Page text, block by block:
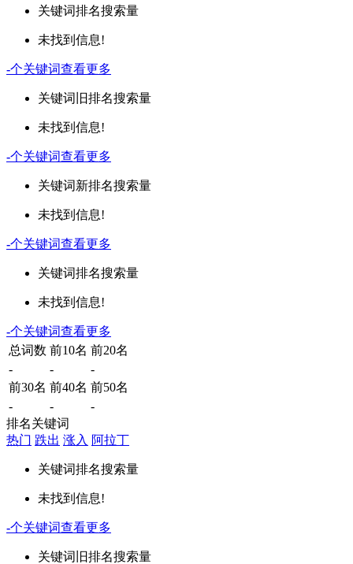
关键词排名搜索量
未找到信息!
-个关键词查看更多
关键词 旧排名搜索量
未找到信息!
-个关键词查看更多
关键词新排名搜索量
未找到信息!
-个关键词查看更多
关键词排名搜索量
未找到信息!
-个关键词查看更多
总词数 前10名 前20名
-
-
-
前30名 前40名 前50名
-
-
-
排名关键词
热门 跌出 涨入 阿拉丁
关键词排名搜索量
未找到信息!
-个关键词查看更多
关键词 旧排名搜索量